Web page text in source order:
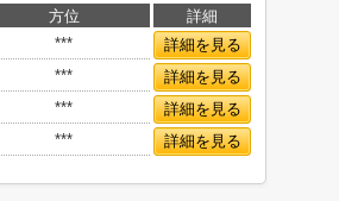
方位
詳細
***
詳細を見る
***
詳細を見る
***
詳細を見る
*** 詳細を見る